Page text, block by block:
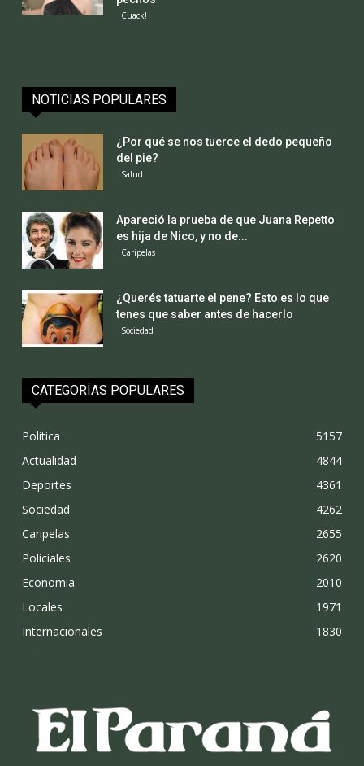
Cuack!
NOTICIAS POPULARES
¿Por qué se nos tuerce el dedo pequeño
del pie?
Salud
Apareció la prueba de que Juana Repetto
es hija de Nico, y no de...
Caripelas
¿Querés tatuarte el pene? Esto es lo que
tenes que saber antes de hacerlo
Sociedad
CATEGORÍAS POPULARES
Politica
5157
Actualidad
4844
Deportes
4361
Sociedad
4262
Caripelas
2655
Policiales
2620
Economia
2010
Locales
1971
Internacionales
1830